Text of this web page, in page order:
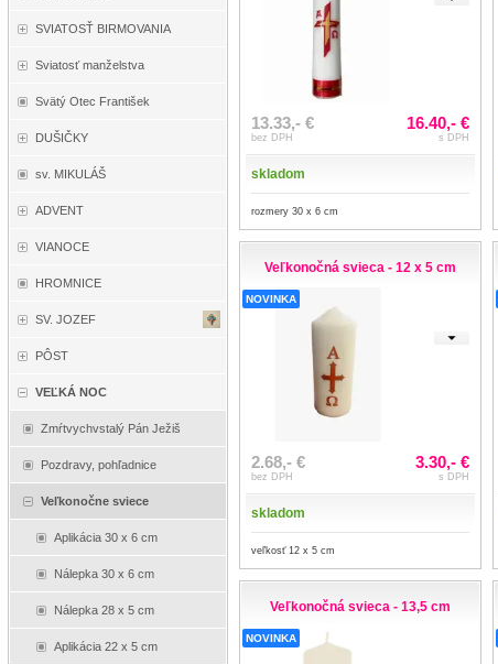
SVIATOSŤ BIRMOVANIA
Sviatosť manželstva
Svätý Otec František
DUŠIČKY
sv. MIKULÁŠ
ADVENT
VIANOCE
HROMNICE
SV. JOZEF
PÔST
VEĽKÁ NOC
Zmŕtvychvstalý Pán Ježiš
Pozdravy, pohľadnice
Veľkonočne sviece
Aplikácia 30 x 6 cm
Nálepka 30 x 6 cm
Nálepka 28 x 5 cm
Aplikácia 22 x 5 cm
13.33,- €
bez DPH
16.40,- €
s DPH
skladom
rozmery 30 x 6 cm
Veľkonočná svieca - 12 x 5 cm
NOVINKA
2.68,- €
bez DPH
3.30,- €
s DPH
skladom
veľkosť 12 x 5 cm
Veľkonočná svieca - 13,5 cm
NOVINKA